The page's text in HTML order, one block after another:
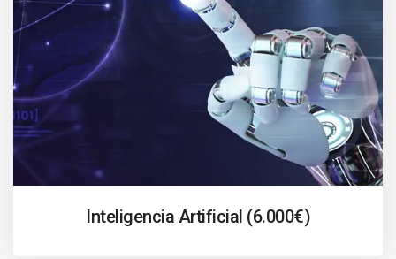
Inteligencia Artificial (6.000€)